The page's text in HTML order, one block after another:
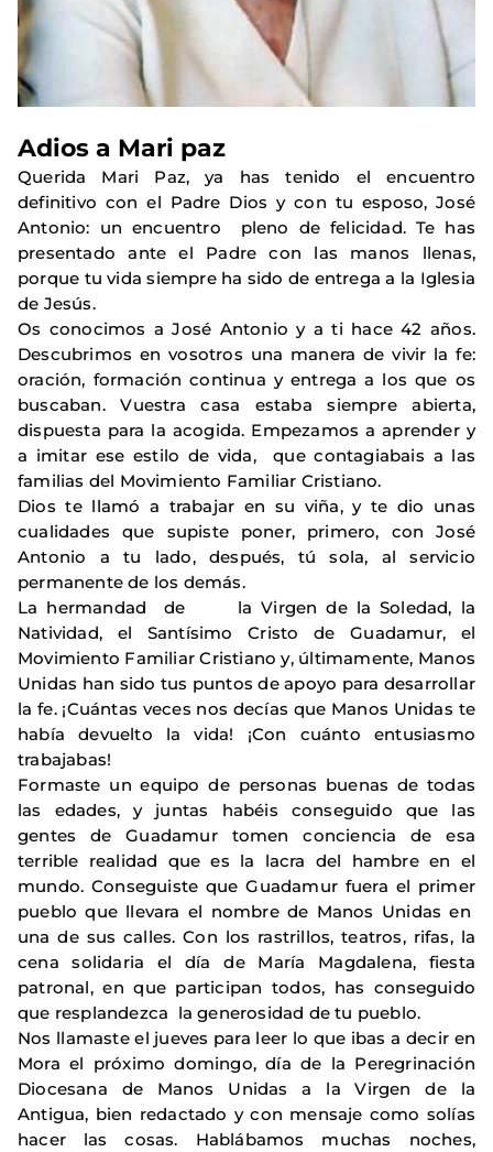
Adios a Mari paz
Querida Mari Paz, ya has tenido el encuentro
definitivo con el Padre Dios y con tu esposo, José
Antonio: un encuentro pleno de felicidad. Te has
presentado ante el Padre con las manos llenas,
porque tu vida siempre ha sido de entrega a la Iglesia
de Jesús.
Os conocimos a José Antonio y a ti hace 42 años.
Descubrimos en vosotros una manera de vivir la fe:
oración, formación continua y entrega a los que os
buscaban. Vuestra casa estaba siempre abierta,
dispuesta para la acogida. Empezamos a aprender y
a imitar ese estilo de vida, que contagiabais a las
familias del Movimiento Familiar Cristiano.
Dios te llamó a trabajar en su viña, y te dio unas
cualidades que supiste poner, primero, con José
Antonio a tu lado, después, tú sola, al servicio
permanente de los demás.
La hermandad de la Virgen de la Soledad, la
Natividad, el Santísimo Cristo de Guadamur, el
Movimiento Familiar Cristiano y, últimamente, Manos
Unidas han sido tus puntos de apoyo para desarrollar
la fe. ¡Cuántas veces nos decías que Manos Unidas te
había devuelto la vida! ¡Con cuánto entusiasmo
trabajabas!
Formaste un equipo de personas buenas de todas
las edades, y juntas habéis conseguido que las
gentes de Guadamur tomen conciencia de esa
terrible realidad que es la lacra del hambre en el
mundo. Conseguiste que Guadamur fuera el primer
pueblo que llevara el nombre de Manos Unidas en
una de sus calles. Con los rastrillos, teatros, rifas, la
cena solidaria el día de María Magdalena, fiesta
patronal, en que participan todos, has conseguido
que resplandezca la generosidad de tu pueblo.
Nos llamaste el jueves para leer lo que ibas a decir en
Mora el próximo domingo, día de la Peregrinación
Diocesana de Manos Unidas a la Virgen de la
Antigua, bien redactado y con mensaje como solías
hacer las cosas. Hablábamos muchas noches,